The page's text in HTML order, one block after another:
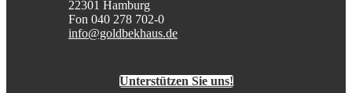
22301 Hamburg
Fon 040 278 702-0
info@goldbekhaus.de
Unterstützen Sie uns!